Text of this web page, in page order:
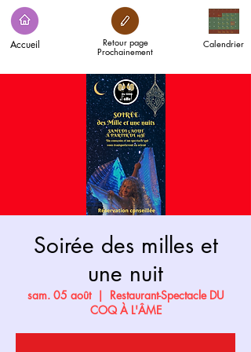
Accueil Calendrier
Retour page
Prochainement
Soirée des milles et
une nuit
sam. 05 août
  |
Restaurant-Spectacle DU
COQ À L'ÂME